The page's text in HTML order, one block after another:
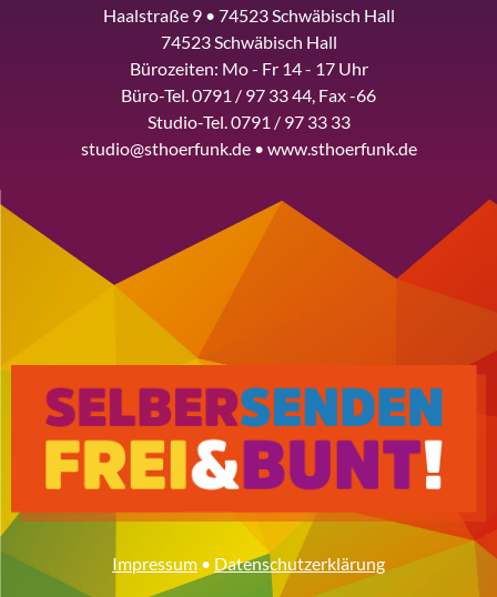
Haalstraße 9 • 74523 Schwäbisch Hall
74523 Schwäbisch Hall
Bürozeiten: Mo - Fr 14 - 17 Uhr
Büro-Tel. 0791 / 97 33 44, Fax -66
Studio-Tel. 0791 / 97 33 33
studio@sthoerfunk.de • www.sthoerfunk.de
Impressum • Datenschutzerklärung